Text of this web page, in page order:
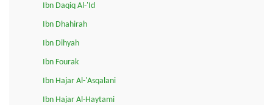
Ibn Daqiq Al-'Id
Ibn Dhahirah
Ibn Dihyah
Ibn Fourak
Ibn Hajar Al-'Asqalani
Ibn Hajar Al-Haytami